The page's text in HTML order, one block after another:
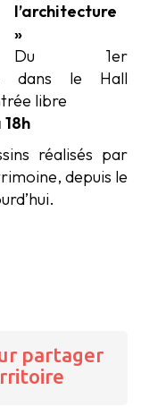
l’architecture
»
Du 1er
dans le Hall
libre
réalisés par
depuis le
partager